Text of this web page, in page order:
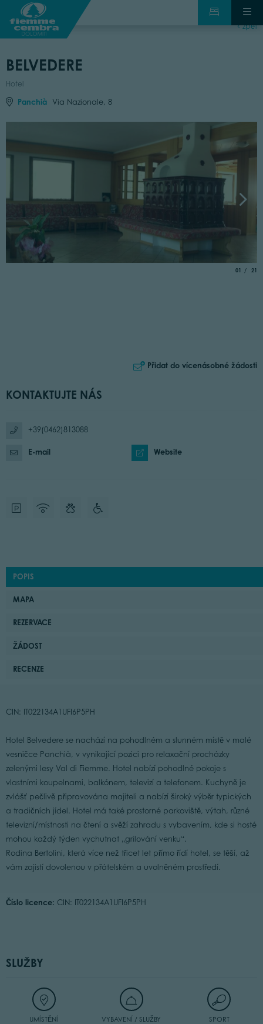
zpět
BELVEDERE
Hotel
Panchià Via Nazionale, 8
01 of
21
Přidat do vícenásobné žádosti
KONTAKTUJTE NÁS
+39(0462)813088
E-mail Website
POPIS
MAPA
REZERVACE
ŽÁDOST
RECENZE
CIN: IT022134A1UFI6P5PH
Hotel Belvedere se nachází na pohodlném a slunném místě v malé
vesničce Panchià, v vynikající pozici pro relaxační procházky
zelenými lesy Val di Fiemme. Hotel nabízí pohodlné pokoje s
vlastními koupelnami, balkónem, televizí a telefonem. Kuchyně je
zvlášť pečlivě připravována majiteli a nabízí široký výběr typických
a tradičních jídel. Hotel má také prostorné parkoviště, výtah, různé
televizní/místnosti na čtení a svěží zahradu s vybavením, kde si hosté
mohou každý týden vychutnat „grilování venku“.
Rodina Bertolini, která více než třicet let přímo řídí hotel, se těší, až
vám zajistí dovolenou v přátelském a uvolněném prostředí.
Číslo licence: CIN: IT022134A1UFI6P5PH
SLUŽBY
UMÍSTĚNÍ VYBAVENÍ / SLUŽBY SPORT